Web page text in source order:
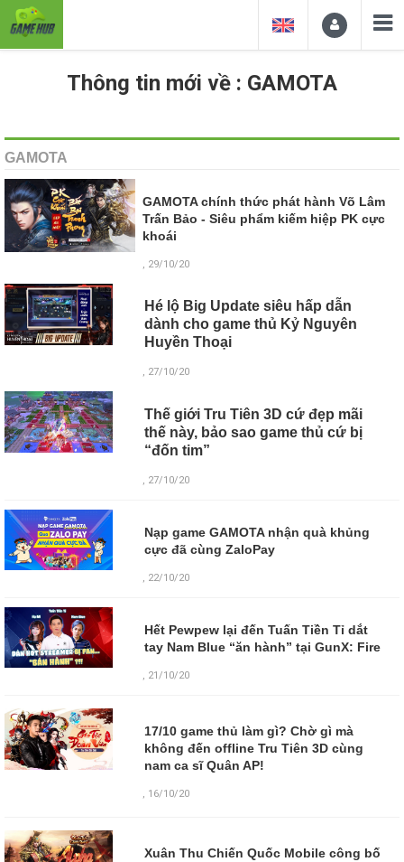
Thông tin mới về : GAMOTA
GAMOTA
GAMOTA chính thức phát hành Võ Lâm
Trấn Bảo - Siêu phẩm kiếm hiệp PK cực
khoái
, 29/10/20
Hé lộ Big Update siêu hấp dẫn
dành cho game thủ Kỷ Nguyên
Huyền Thoại
, 27/10/20
Thế giới Tru Tiên 3D cứ đẹp mãi
thế này, bảo sao game thủ cứ bị
“đốn tim”
, 27/10/20
Nạp game GAMOTA nhận quà khủng
cực đã cùng ZaloPay
, 22/10/20
Hết Pewpew lại đến Tuấn Tiền Tỉ dắt
tay Nam Blue “ăn hành” tại GunX: Fire
, 21/10/20
17/10 game thủ làm gì? Chờ gì mà
không đến offline Tru Tiên 3D cùng
nam ca sĩ Quân AP!
, 16/10/20
Xuân Thu Chiến Quốc Mobile công bố